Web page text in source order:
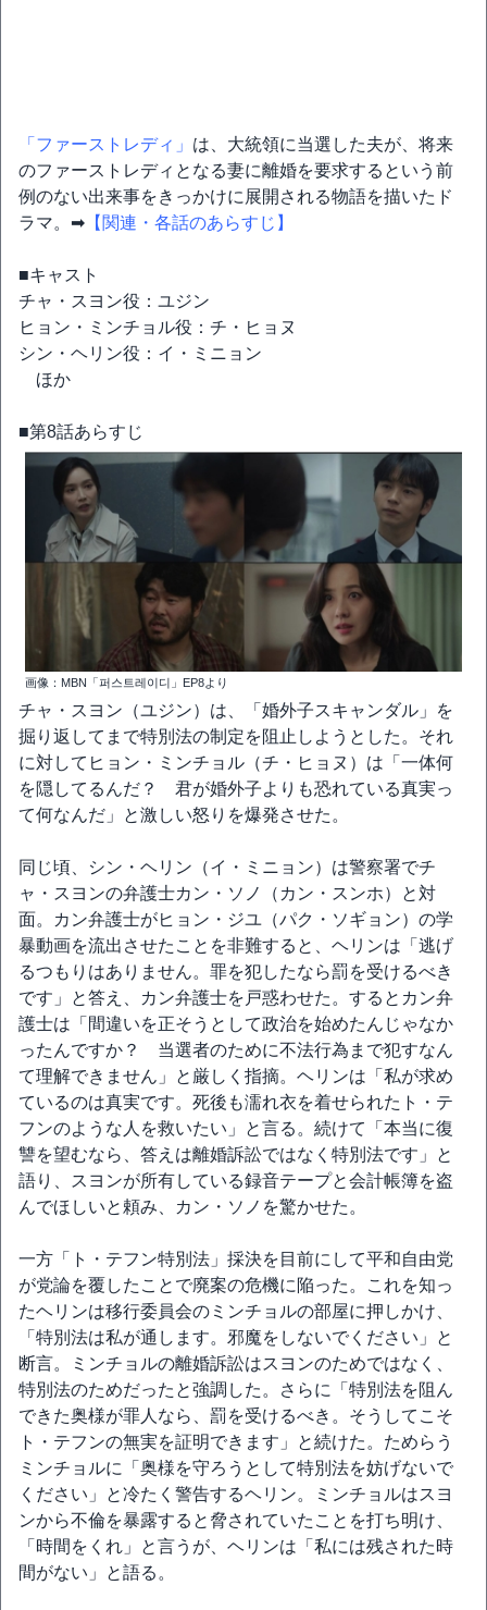
「ファーストレディ」 は、大統領に当選した夫が、将来
のファーストレディとなる妻に離婚を要求するという前
例のない出来事をきっかけに展開される物語を描いたド
ラマ。➡ 【関連・各話のあらすじ】
■キャスト
チャ・スヨン役：ユジン
ヒョン・ミンチョル役：チ・ヒョヌ
シン・ヘリン役：イ・ミニョン
ほか
■第8話あらすじ
画像：MBN「퍼스트레이디」EP8より
チャ・スヨン（ユジン）は、「婚外子スキャンダル」を
掘り返してまで特別法の制定を阻止しようとした。それ
に対してヒョン・ミンチョル（チ・ヒョヌ）は「一体何
を隠してるんだ？ 君が婚外子よりも恐れている真実っ
て何なんだ」と激しい怒りを爆発させた。
同じ頃、シン・ヘリン（イ・ミニョン）は警察署でチ
ャ・スヨンの弁護士カン・ソノ（カン・スンホ）と対
面。カン弁護士がヒョン・ジユ（パク・ソギョン）の学
暴動画を流出させたことを非難すると、ヘリンは「逃げ
るつもりはありません。罪を犯したなら罰を受けるべき
です」と答え、カン弁護士を戸惑わせた。するとカン弁
護士は「間違いを正そうとして政治を始めたんじゃなか
ったんですか？ 当選者のために不法行為まで犯すなん
て理解できません」と厳しく指摘。ヘリンは「私が求め
ているのは真実です。死後も濡れ衣を着せられたト・テ
フンのような人を救いたい」と言る。続けて「本当に復
讐を望むなら、答えは離婚訴訟ではなく特別法です」と
語り、スヨンが所有している録音テープと会計帳簿を盗
んでほしいと頼み、カン・ソノを驚かせた。
一方「ト・テフン特別法」採決を目前にして平和自由党
が党論を覆したことで廃案の危機に陥った。これを知っ
たヘリンは移行委員会のミンチョルの部屋に押しかけ、
「特別法は私が通します。邪魔をしないでください」と
断言。ミンチョルの離婚訴訟はスヨンのためではなく、
特別法のためだったと強調した。さらに「特別法を阻ん
できた奥様が罪人なら、罰を受けるべき。そうしてこそ
ト・テフンの無実を証明できます」と続けた。ためらう
ミンチョルに「奥様を守ろうとして特別法を妨げないで
ください」と冷たく警告するヘリン。ミンチョルはスヨ
ンから不倫を暴露すると脅されていたことを打ち明け、
「時間をくれ」と言うが、ヘリンは「私には残された時
間がない」と語る。